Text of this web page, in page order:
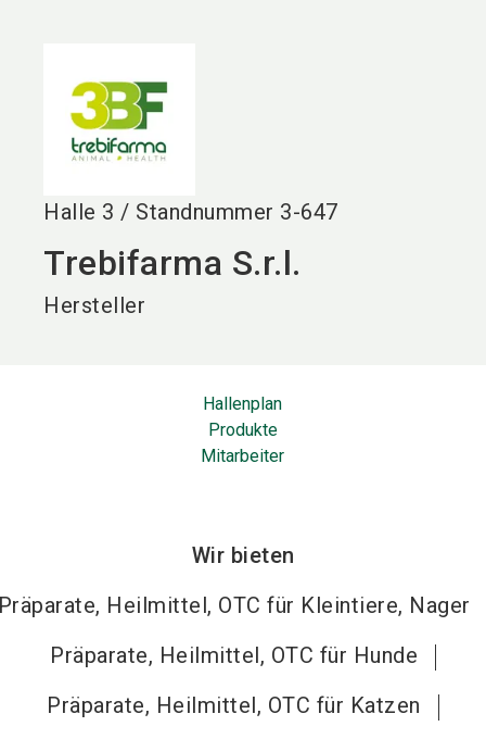
Halle 3 / Standnummer 3-647
Trebifarma S.r.l.
Hersteller
Hallenplan
Produkte
Mitarbeiter
Wir bieten
Heilmittel, OTC für Kleintiere, Nager
Präparate, Heilmittel, OTC für Hunde
Präparate, Heilmittel, OTC für Katzen